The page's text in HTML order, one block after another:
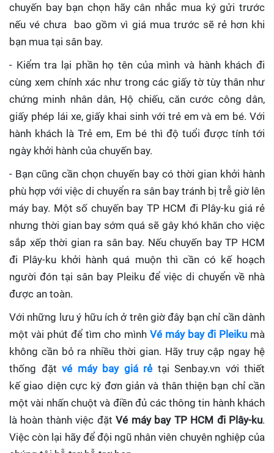
chuyến bay bạn chọn hãy cân nhắc mua ký gửi trước
nếu vé chưa bao gồm vì giá mua trước sẽ rẻ hơn khi
bạn mua tại sân bay.
- Kiểm tra lại phần họ tên của mình và hành khách đi
cùng xem chính xác như trong các giấy tờ tùy thân như
chứng minh nhân dân, Hộ chiếu, căn cước công dân,
giấy phép lái xe, giấy khai sinh với trẻ em và em bé. Với
hành khách là Trẻ em, Em bé thì độ tuổi được tính tới
ngày khởi hành của chuyến bay.
- Bạn cũng cần chọn chuyến bay có thời gian khởi hành
phù hợp với việc di chuyển ra sân bay tránh bị trễ giờ lên
máy bay. Một số chuyến bay TP HCM đi Plây-ku giá rẻ
nhưng thời gian bay sớm quá sẽ gây khó khăn cho việc
sắp xếp thời gian ra sân bay. Nếu chuyến bay TP HCM
đi Plây-ku khởi hành quá muộn thì cần có kế hoạch
người đón tại sân bay Pleiku để việc di chuyển về nhà
được an toàn.
Với những lưu ý hữu ích ở trên giờ đây bạn chỉ cần dành
một vài phút để tìm cho mình Vé máy bay đi Pleiku mà
không cần bỏ ra nhiều thời gian. Hãy truy cập ngay hệ
thống đặt vé máy bay giá rẻ tại Senbay.vn với thiết
kế giao diện cực kỳ đơn giản và thân thiện bạn chỉ cần
một vài nhấn chuột và điền đủ các thông tin hành khách
là hoàn thành việc đặtVé máy bay TP HCM đi Plây-ku.
Việc còn lại hãy để đội ngũ nhân viên chuyên nghiệp của